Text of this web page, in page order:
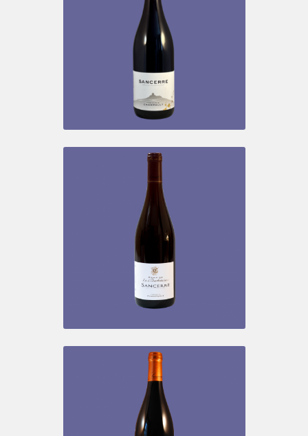
Vins rosés
SANCERRE ROUGE – LA VIGNE
BLANCHE
Vins rouges